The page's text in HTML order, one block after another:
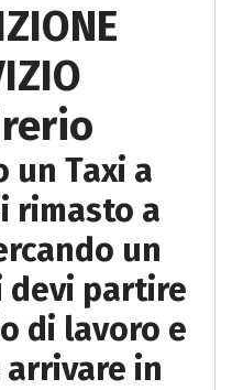
un Taxi a
rimasto a
un
devi partire
di lavoro e
arrivare in